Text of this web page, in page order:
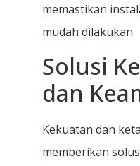
memastikan
mudah dilakukan.
Solusi
dan
Kekuatan dan
memberikan